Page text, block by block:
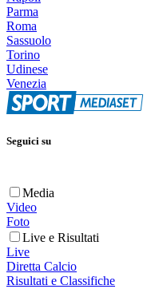
Parma
Roma
Sassuolo
Torino
Udinese
Venezia
Seguici su
Media
Video
Foto
Live e Risultati
Live
Diretta Calcio
Risultati e Classifiche